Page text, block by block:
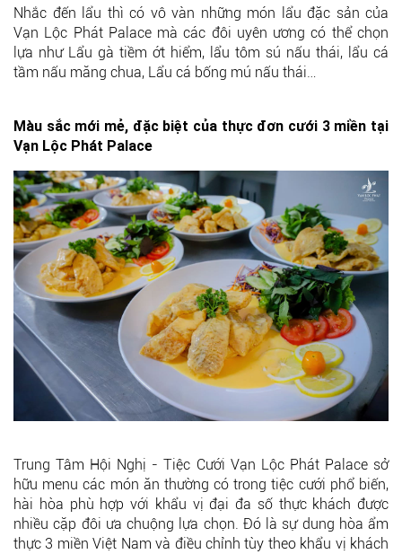
Nhắc đến lẩu thì có vô vàn những món lẩu đặc sản của
Vạn Lộc Phát Palace mà các đôi uyên ương có thể chọn
lựa như Lẩu gà tiềm ớt hiểm, lẩu tôm sú nấu thái, lẩu cá
tầm nấu măng chua, Lẩu cá bống mú nấu thái…
Màu sắc mới mẻ, đặc biệt của thực đơn cưới 3 miền tại
Vạn Lộc Phát Palace
Trung Tâm Hội Nghị - Tiệc Cưới Vạn Lộc Phát Palace sở
hữu menu các món ăn thường có trong tiệc cưới phổ biến,
hài hòa phù hợp với khẩu vị đại đa số thực khách được
nhiều cặp đôi ưa chuộng lựa chọn. Đó là sự dung hòa ẩm
thực 3 miền Việt Nam và điều chỉnh tùy theo khẩu vị khách